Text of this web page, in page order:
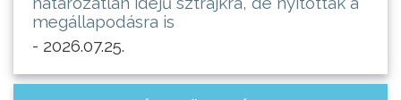
megállapodásra is
- 2026.07.25.